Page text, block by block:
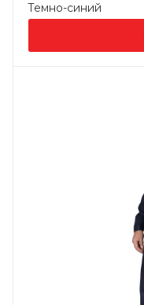
Темно-синий